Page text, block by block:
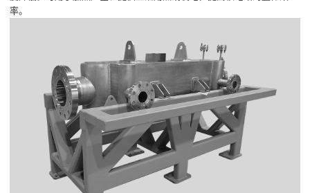
率。